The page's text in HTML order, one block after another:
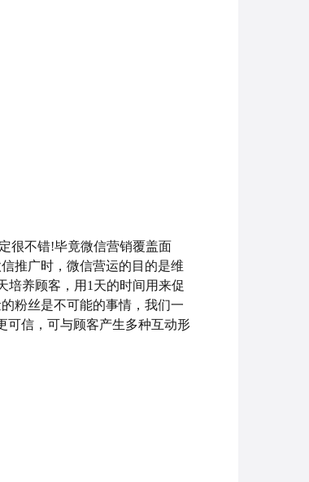
很不错!毕竟微信营销覆盖面
推广时，微信营运的目的是维
培养顾客，用1天的时间用来促
粉丝是不可能的事情，我们一
可信，可与顾客产生多种互动形